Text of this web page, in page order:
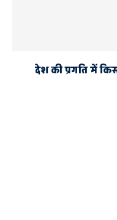
देश की प्रगति में